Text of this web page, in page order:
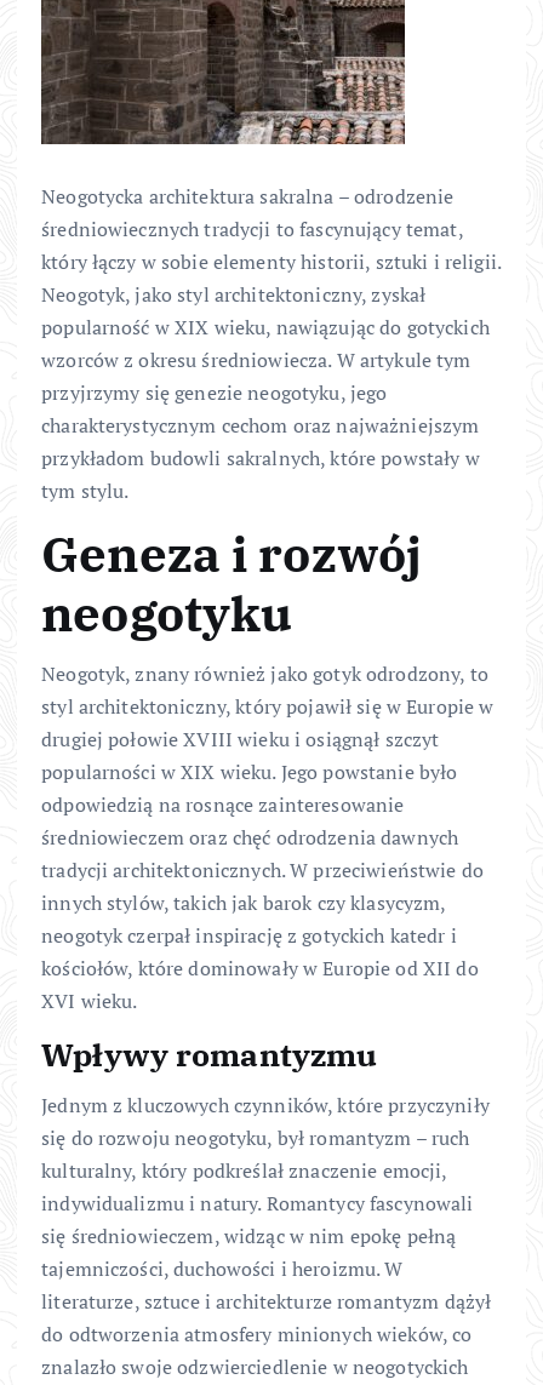
Neogotycka architektura sakralna – odrodzenie
średniowiecznych tradycji to fascynujący temat,
który łączy w sobie elementy historii, sztuki i religii.
Neogotyk, jako styl architektoniczny, zyskał
popularność w XIX wieku, nawiązując do gotyckich
wzorców z okresu średniowiecza. W artykule tym
przyjrzymy się genezie neogotyku, jego
charakterystycznym cechom oraz najważniejszym
przykładom budowli sakralnych, które powstały w
tym stylu.
Geneza i rozwój
neogotyku
Neogotyk, znany również jako gotyk odrodzony, to
styl architektoniczny, który pojawił się w Europie w
drugiej połowie XVIII wieku i osiągnął szczyt
popularności w XIX wieku. Jego powstanie było
odpowiedzią na rosnące zainteresowanie
średniowieczem oraz chęć odrodzenia dawnych
tradycji architektonicznych. W przeciwieństwie do
innych stylów, takich jak barok czy klasycyzm,
neogotyk czerpał inspirację z gotyckich katedr i
kościołów, które dominowały w Europie od XII do
XVI wieku.
Wpływy romantyzmu
Jednym z kluczowych czynników, które przyczyniły
się do rozwoju neogotyku, był romantyzm – ruch
kulturalny, który podkreślał znaczenie emocji,
indywidualizmu i natury. Romantycy fascynowali
się średniowieczem, widząc w nim epokę pełną
tajemniczości, duchowości i heroizmu. W
literaturze, sztuce i architekturze romantyzm dążył
do odtworzenia atmosfery minionych wieków, co
znalazło swoje odzwierciedlenie w neogotyckich